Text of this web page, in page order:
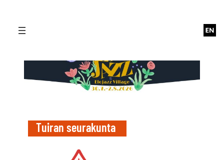
Tuiran seurakunta